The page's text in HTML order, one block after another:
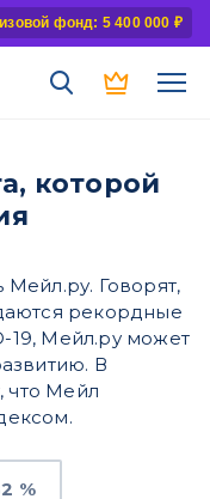
фонд: 5 400 000 ₽
которой
Говорят,
рекордные
19, Мейл.ру может
В
что Мейл
%